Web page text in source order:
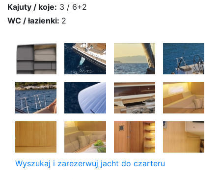
Kajuty / koje: 3 / 6+2
WC / łazienki: 2
Wyszukaj i zarezerwuj jacht do czarteru